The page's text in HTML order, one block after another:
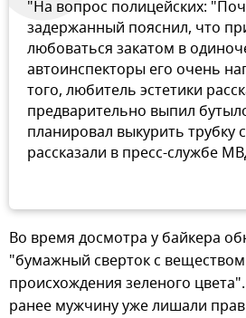
"На вопрос полицейских:
задержанный пояснил, что
любоваться закатом в
автоинспекторы его очень
того, любитель эстетики
предварительно выпил
планировал выкурить трубку
рассказали в пресс-службе
Во время досмотра у байкера
"бумажный сверток с
происхождения зеленого
ранее мужчину уже лишали прав